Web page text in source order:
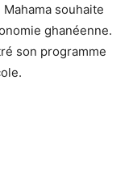
souhaite
ghanéenne.
son programme